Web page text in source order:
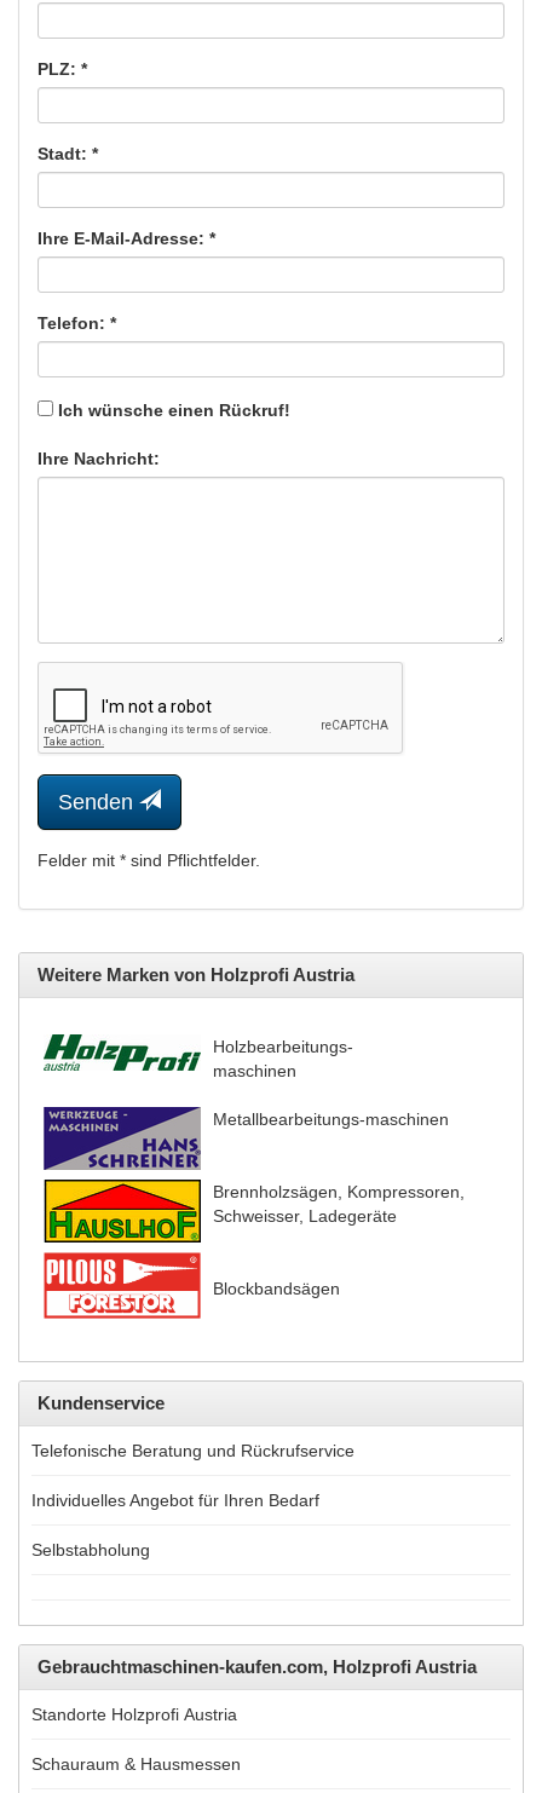
PLZ: *
Stadt: *
Ihre E-Mail-Adresse: *
Telefon: *
Ich wünsche einen Rückruf!
Ihre Nachricht:
Senden
Felder mit * sind Pflichtfelder.
Weitere Marken von Holzprofi Austria
Holzbearbeitungs-
maschinen
Metallbearbeitungs-maschinen
Brennholzsägen, Kompressoren,
Schweisser, Ladegeräte
Blockbandsägen
Kundenservice
Telefonische Beratung und Rückrufservice
Individuelles Angebot für Ihren Bedarf
Selbstabholung
Gebrauchtmaschinen-kaufen.com, Holzprofi Austria
Standorte Holzprofi Austria
Schauraum & Hausmessen